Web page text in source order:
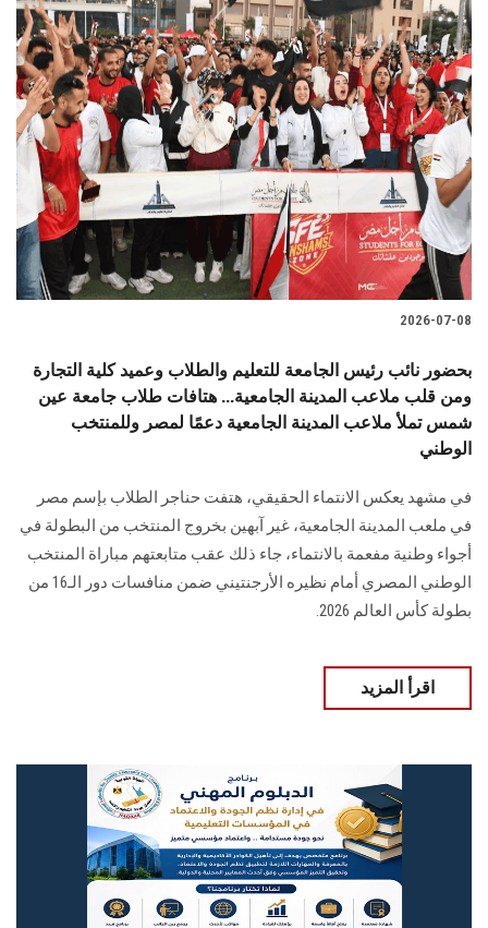
الإعلام
تواصل معنا
الطلاب
هيئة التدريس
الدراسات العليا
الموظفون
سجل الان
2026-07-08
بحضور نائب رئيس الجامعة للتعليم والطلاب وعميد كلية التجارة
ومن قلب ملاعب المدينة الجامعية... هتافات طلاب جامعة عين
شمس تملأ ملاعب المدينة الجامعية دعمًا لمصر وللمنتخب
الوطني
في مشهد يعكس الانتماء الحقيقي، هتفت حناجر الطلاب بإسم مصر
في ملعب المدينة الجامعية، غير آبهين بخروج المنتخب من البطولة في
أجواء وطنية مفعمة بالانتماء، جاء ذلك عقب متابعتهم مباراة المنتخب
الوطني المصري أمام نظيره الأرجنتيني ضمن منافسات دور الـ16 من
بطولة كأس العالم 2026.
اقرأ المزيد